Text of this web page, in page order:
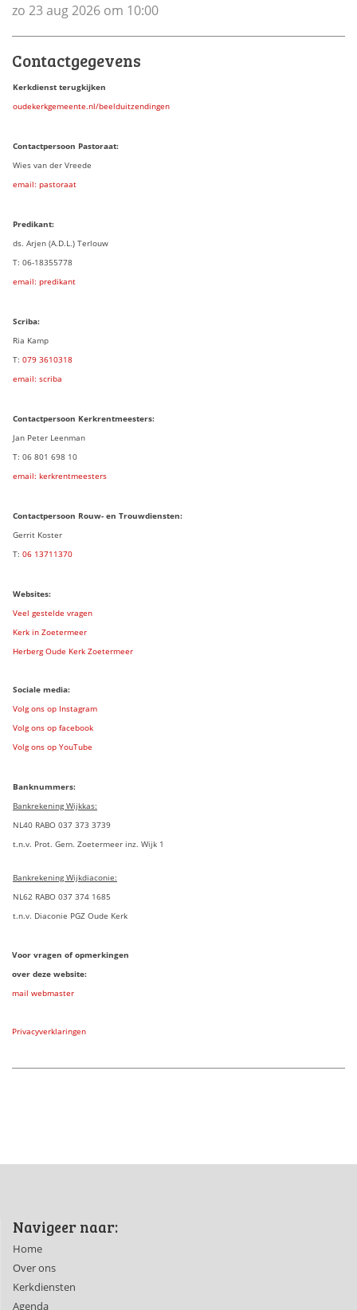
zo 23 aug 2026 om 10:00
Contactgegevens
Kerkdienst terugkijken
oudekerkgemeente.nl/beelduitzendingen
Contactpersoon Pastoraat:
Wies van der Vreede
email: pastoraat
Predikant:
ds. Arjen (A.D.L.) Terlouw
T: 06-18355778
email: predikant
Scriba:
Ria Kamp
T: 079 3610318
email: scriba
Contactpersoon Kerkrentmeesters:
Jan Peter Leenman
T: 06 801 698 10
email: kerkrentmeesters
Contactpersoon Rouw- en Trouwdiensten:
Gerrit Koster
T: 06 13711370
Websites:
Veel gestelde vragen
Kerk in Zoetermeer
Herberg Oude Kerk Zoetermeer
Sociale media:
Volg ons op Instagram
Volg ons op facebook
Volg ons op YouTube
Banknummers:
Bankrekening Wijkkas:
NL40 RABO 037 373 3739
t.n.v. Prot. Gem. Zoetermeer inz. Wijk 1
Bankrekening Wijkdiaconie:
NL62 RABO 037 374 1685
t.n.v. Diaconie PGZ Oude Kerk
Voor vragen of opmerkingen
over deze website:
mail webmaster
Privacyverklaringen
Navigeer naar:
Home
Over ons
Kerkdiensten
Agenda